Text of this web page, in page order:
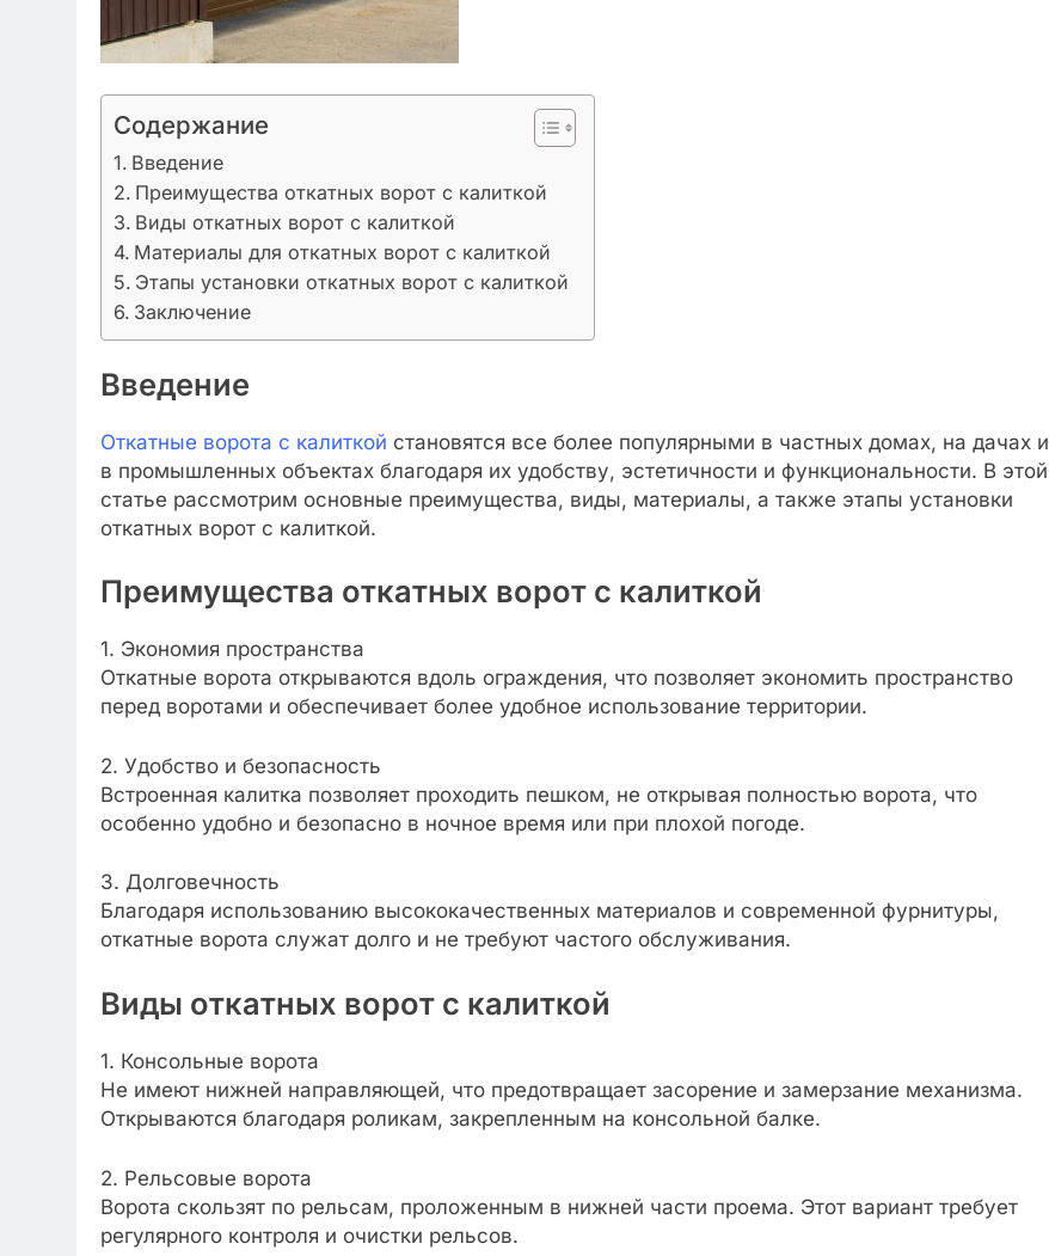
Содержание
Введение
Преимущества откатных ворот с калиткой
Виды откатных ворот с калиткой
Материалы для откатных ворот с калиткой
Этапы установки откатных ворот с калиткой
Заключение
Введение
Откатные ворота с калиткой становятся все более популярными в частных домах, на дачах и
в промышленных объектах благодаря их удобству, эстетичности и функциональности. В этой
статье рассмотрим основные преимущества, виды, материалы, а также этапы установки
откатных ворот с калиткой.
Преимущества откатных ворот с калиткой
1. Экономия пространства
Откатные ворота открываются вдоль ограждения, что позволяет экономить пространство
перед воротами и обеспечивает более удобное использование территории.
2. Удобство и безопасность
Встроенная калитка позволяет проходить пешком, не открывая полностью ворота, что
особенно удобно и безопасно в ночное время или при плохой погоде.
3. Долговечность
Благодаря использованию высококачественных материалов и современной фурнитуры,
откатные ворота служат долго и не требуют частого обслуживания.
Виды откатных ворот с калиткой
1. Консольные ворота
Не имеют нижней направляющей, что предотвращает засорение и замерзание механизма.
Открываются благодаря роликам, закрепленным на консольной балке.
2. Рельсовые ворота
Ворота скользят по рельсам, проложенным в нижней части проема. Этот вариант требует
регулярного контроля и очистки рельсов.